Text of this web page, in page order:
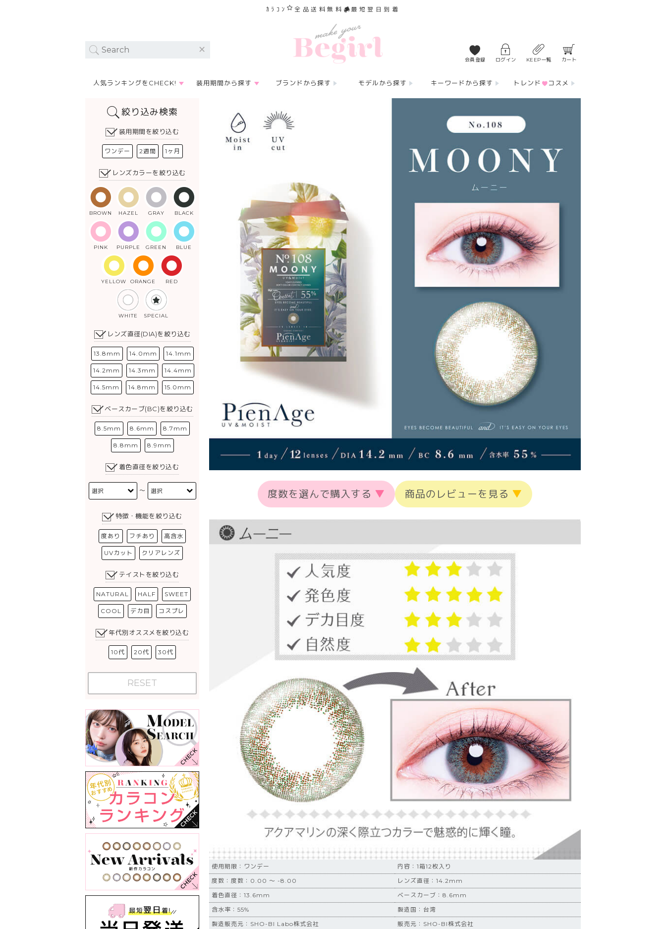
ｶﾗｺﾝ 全品送料無料 最短翌日到着
会員登録 ログイン KEEP一覧 カート
人気ランキングをCHECK! 装用期間から探す ブランドから探す モデルから探す キーワードから探す トレンド コスメ
絞り込み検索
装用期間を絞り込む
ワンデー 2週間 1ヶ月
レンズカラーを絞り込む
BROWN HAZEL GRAY BLACK
PINK PURPLE GREEN BLUE
YELLOW ORANGE RED
WHITE SPECIAL
レンズ直径(DIA)を絞り込む
13.8mm 14.0mm 14.1mm
14.2mm 14.3mm 14.4mm
14.5mm 14.8mm 15.0mm
ベースカーブ(BC)を絞り込む
8.5mm 8.6mm 8.7mm
8.8mm 8.9mm
着色直径を絞り込む
〜
特徴・機能を絞り込む
度あり フチあり 高含水
UVカット クリアレンズ
テイストを絞り込む
NATURAL HALF SWEET
COOL デカ目 コスプレ
年代別オススメを絞り込む
10代 20代 30代
RESET
度数を選んで購入する ▼ 商品のレビューを見る ▼
使用期限：ワンデー
内容：1箱12枚入り
度数：度数：0.00 ～ -8.00
レンズ直径：14.2mm
着色直径：13.6mm
ベースカーブ：8.6mm
含水率：55%
製造国：台湾
製造販売元：SHO-BI Labo株式会社
販売元：SHO-BI株式会社